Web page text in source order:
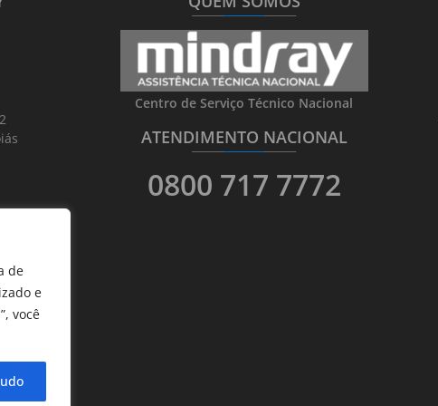
de
e
você
_______________________
Centro de Serviço Técnico Nacional
ATENDIMENTO NACIONAL
_______________________
0800 717 7772